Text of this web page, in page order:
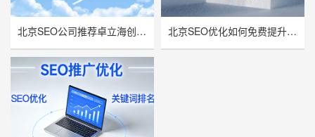
北京SEO公司推荐卓立海创，用技术实力赋能企业线上增长 北京SEO优化如何免费提升网站流量与曝光率？